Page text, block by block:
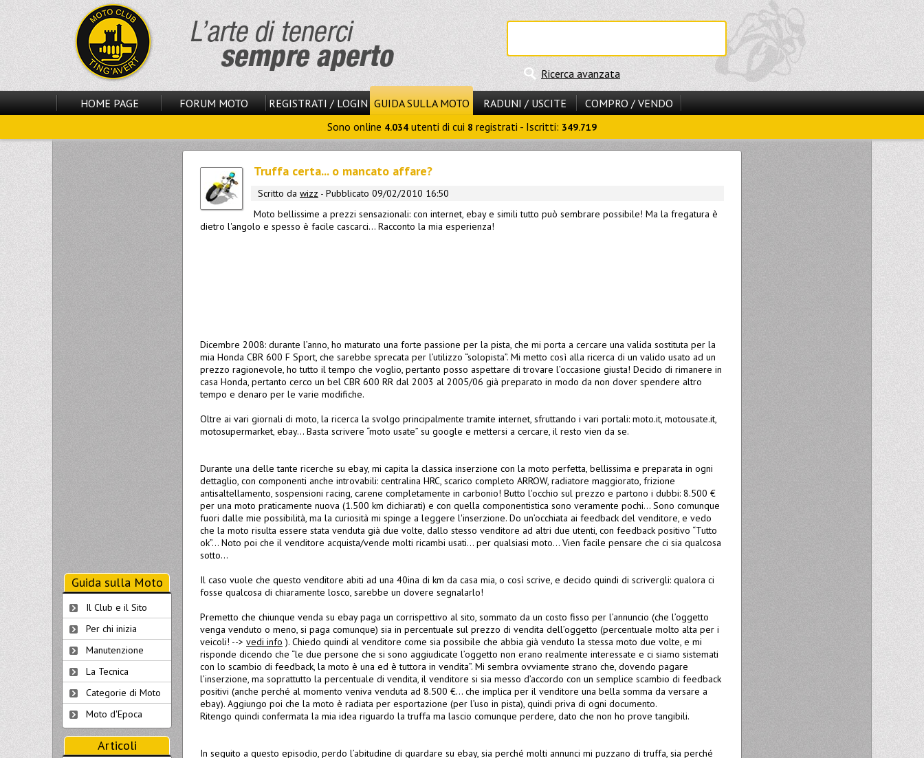
Ricerca avanzata
HOME PAGE FORUM MOTO REGISTRATI / LOGIN GUIDA SULLA MOTO RADUNI / USCITE
COMPRO / VENDO
Sono online 4.034 utenti di cui 8 registrati - Iscritti: 349.719
Truffa certa... o mancato affare?
Scritto da wizz - Pubblicato 09/02/2010 16:50
Moto bellissime a prezzi sensazionali: con internet, ebay e simili tutto può sembrare possibile! Ma la fregatura è
dietro l'angolo e spesso è facile cascarci... Racconto la mia esperienza!
Dicembre 2008: durante l’anno, ho maturato una forte passione per la pista, che mi porta a cercare una valida sostituta per la
mia Honda CBR 600 F Sport, che sarebbe sprecata per l’utilizzo “solopista”. Mi metto così alla ricerca di un valido usato ad un
prezzo ragionevole, ho tutto il tempo che voglio, pertanto posso aspettare di trovare l’occasione giusta! Decido di rimanere in
casa Honda, pertanto cerco un bel CBR 600 RR dal 2003 al 2005/06 già preparato in modo da non dover spendere altro
tempo e denaro per le varie modifiche.
Oltre ai vari giornali di moto, la ricerca la svolgo principalmente tramite internet, sfruttando i vari portali: moto.it, motousate.it,
motosupermarket, ebay... Basta scrivere “moto usate” su google e mettersi a cercare, il resto vien da se.
Durante una delle tante ricerche su ebay, mi capita la classica inserzione con la moto perfetta, bellissima e preparata in ogni
dettaglio, con componenti anche introvabili: centralina HRC, scarico completo ARROW, radiatore maggiorato, frizione
antisaltellamento, sospensioni racing, carene completamente in carbonio! Butto l'occhio sul prezzo e partono i dubbi: 8.500 €
per una moto praticamente nuova (1.500 km dichiarati) e con quella componentistica sono veramente pochi... Sono comunque
fuori dalle mie possibilità, ma la curiosità mi spinge a leggere l'inserzione. Do un’occhiata ai feedback del venditore, e vedo
che la moto risulta essere stata venduta già due volte, dallo stesso venditore ad altri due utenti, con feedback positivo “Tutto
ok”… Noto poi che il venditore acquista/vende molti ricambi usati… per qualsiasi moto... Vien facile pensare che ci sia qualcosa
sotto...
Il caso vuole che questo venditore abiti ad una 40ina di km da casa mia, o così scrive, e decido quindi di scrivergli: qualora ci
fosse qualcosa di chiaramente losco, sarebbe un dovere segnalarlo!
Premetto che chiunque venda su ebay paga un corrispettivo al sito, sommato da un costo fisso per l’annuncio (che l’oggetto
venga venduto o meno, si paga comunque) sia in percentuale sul prezzo di vendita dell’oggetto (percentuale molto alta per i
veicoli! --> vedi info ). Chiedo quindi al venditore come sia possibile che abbia già venduto la stessa moto due volte, e mi
risponde dicendo che “le due persone che si sono aggiudicate l’oggetto non erano realmente interessate e ci siamo sistemati
con lo scambio di feedback, la moto è una ed è tuttora in vendita”. Mi sembra ovviamente strano che, dovendo pagare
l’inserzione, ma soprattutto la percentuale di vendita, il venditore si sia messo d’accordo con un semplice scambio di feedback
positivi (anche perché al momento veniva venduta ad 8.500 €… che implica per il venditore una bella somma da versare a
ebay). Aggiungo poi che la moto è radiata per esportazione (per l’uso in pista), quindi priva di ogni documento.
Ritengo quindi confermata la mia idea riguardo la truffa ma lascio comunque perdere, dato che non ho prove tangibili.
In seguito a questo episodio, perdo l’abitudine di guardare su ebay, sia perché molti annunci mi puzzano di truffa, sia perché
Guida sulla Moto
Il Club e il Sito
Per chi inizia
Manutenzione
La Tecnica
Categorie di Moto
Moto d'Epoca
Articoli